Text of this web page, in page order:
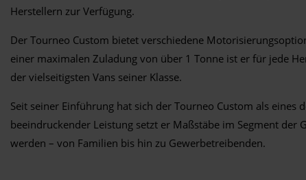
Herstellern zur Verfügung.
Der Tourneo Custom bietet verschiedene
einer maximalen Zuladung von über 1 Tonne ist er für jede
der vielseitigsten Vans seiner Klasse.
Seit seiner Einführung hat sich der Tourneo Custom als
beeindruckender Leistung setzt er Maßstäbe im Segment
werden – von Familien bis hin zu Gewerbetreibenden.